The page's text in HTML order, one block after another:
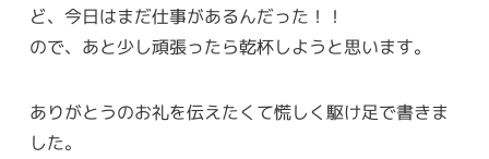
ど、今日はまだ仕事があるんだった！！
ので、あと少し頑張ったら乾杯しようと思います。
ありがとうのお礼を伝えたくて慌しく駆け足で書きま
した。